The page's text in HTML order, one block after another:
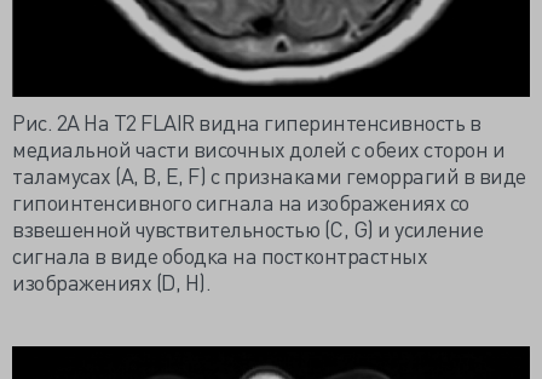
Рис. 2A На Т2 FLAIR видна гиперинтенсивность в
медиальной части височных долей с обеих сторон и
таламусах (A, B, E, F) с признаками геморрагий в виде
гипоинтенсивного сигнала на изображениях со
взвешенной чувствительностью (С, G) и усиление
сигнала в виде ободка на постконтрастных
изображениях (D, H).